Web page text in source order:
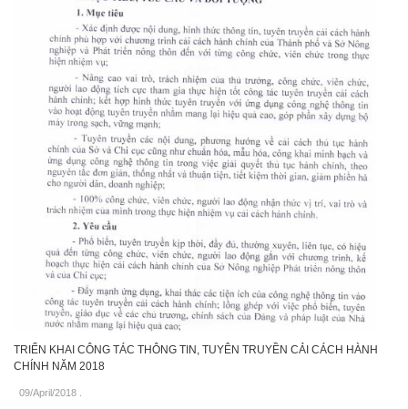
TRIỂN KHAI CÔNG TÁC THÔNG TIN, TUYÊN TRUYỀN CẢI CÁCH HÀNH
CHÍNH NĂM 2018
09/April/2018